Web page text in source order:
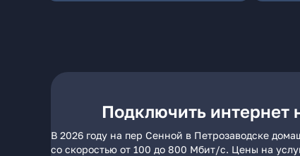
Подключить интернет
В 2026 году на пер Сенной в Петрозаводске
со скоростью от 100 до 800 Мбит/с. Цены на